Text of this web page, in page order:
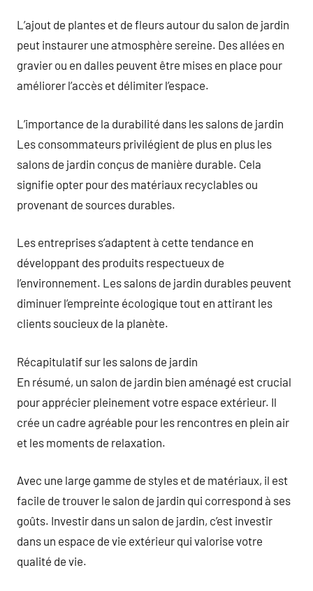
L’ajout de plantes et de fleurs autour du salon de jardin
peut instaurer une atmosphère sereine. Des allées en
gravier ou en dalles peuvent être mises en place pour
améliorer l’accès et délimiter l’espace.
L’importance de la durabilité dans les salons de jardin
Les consommateurs privilégient de plus en plus les
salons de jardin conçus de manière durable. Cela
signifie opter pour des matériaux recyclables ou
provenant de sources durables.
Les entreprises s’adaptent à cette tendance en
développant des produits respectueux de
l’environnement. Les salons de jardin durables peuvent
diminuer l’empreinte écologique tout en attirant les
clients soucieux de la planète.
Récapitulatif sur les salons de jardin
En résumé, un salon de jardin bien aménagé est crucial
pour apprécier pleinement votre espace extérieur. Il
crée un cadre agréable pour les rencontres en plein air
et les moments de relaxation.
Avec une large gamme de styles et de matériaux, il est
facile de trouver le salon de jardin qui correspond à ses
goûts. Investir dans un salon de jardin, c’est investir
dans un espace de vie extérieur qui valorise votre
qualité de vie.